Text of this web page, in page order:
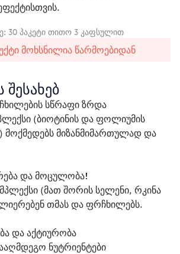
30 პაკეტი თითო 3 კაფსულით
მოხსნილია წარმოებიდან
სწრაფი ზრდა
(ბიოტინის და ფოლიუმის
მოქმედებს მიზანმიმართულად და
და მოცულობა!
(მათ შორის სელენი, რკინა
თმას და ფრჩხილებს.
და აქტიურობა
ნუტრიენტები